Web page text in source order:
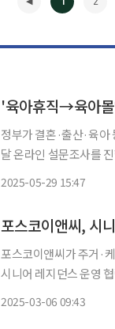
'육아휴직→육아
정부가 결혼·출산·육아
달 온라인 설문조사를 진행한다. 저출산고령사회위원회는 29일 정
2025-05-29 15:47
포스코이앤씨, 시
포스코이앤씨가 주거·
시니어 레지던스 운영 협력
2025-03-06 09:43